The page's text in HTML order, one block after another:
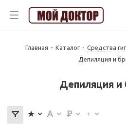
Главная - Каталог - Средства
Депиляция и
Депиляция и